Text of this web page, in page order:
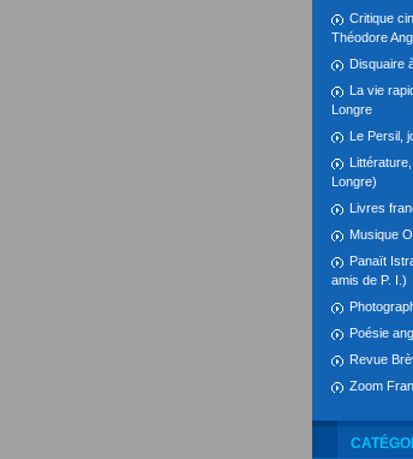
Critique
Théodore
Disquaire
La vie
Longre
Le Persil,
Longre)
Livres
Musique
Panaït
amis de P. I.)
Poésie
Revue
Zoom